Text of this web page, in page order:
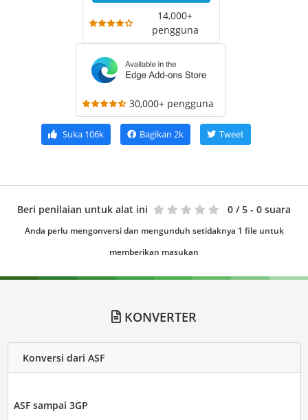
14,000+
pengguna
30,000+ pengguna
Suka106k Bagikan 2k Tweet
Beri penilaian untuk alat ini 0 / 5 - 0 suara
Anda perlu mengonversi dan mengunduh setidaknya 1 file untuk
memberikan masukan
KONVERTER
Konversi dari ASF
ASF sampai 3GP